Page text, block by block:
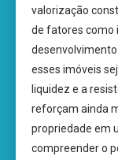
valorização
de fatores como
esses imóveis
liquidez e a
reforçam ainda
propriedade em
compreender o